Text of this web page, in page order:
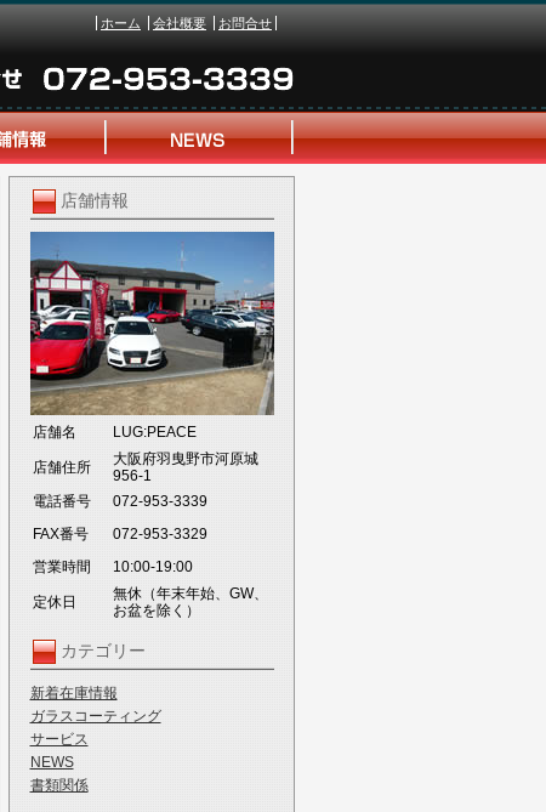
ホーム 会社概要 お問合せ
店舗情報
店舗名 LUG:PEACE
店舗住所
大阪府羽曳野市河原城
956-1
電話番号
072-953-3339
FAX番号
072-953-3329
営業時間
10:00-19:00
定休日
無休（年末年始、GW、
お盆を除く）
カテゴリー
新着在庫情報
ガラスコーティング
サービス
NEWS
書類関係